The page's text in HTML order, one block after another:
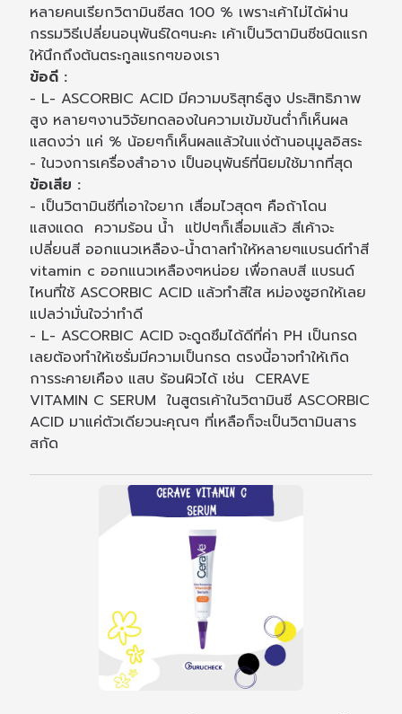
หลายคนเรียกวิตามินซีสด 100 % เพราะเค้าไม่ได้ผ่าน
กรรมวิธีเปลี่ยนอนุพันธ์ใดๆนะคะ เค้าเป็นวิตามินซีชนิดแรก
ให้นึกถึงต้นตระกูลแรกๆของเรา
ข้อดี :
- L- ASCORBIC ACID มีความบริสุทธ์สูง ประสิทธิภาพ
สูง หลายๆงานวิจัยทดลองในความเข้มข้นต่ำก็เห็นผล
แสดงว่า แค่ % น้อยๆก็เห็นผลแล้วในแง่ต้านอนุมูลอิสระ
- ในวงการเครื่องสำอาง เป็นอนุพันธ์ที่นิยมใช้มากที่สุด
ข้อเสีย :
- เป็นวิตามินซีที่เอาใจยาก เสื่อมไวสุดๆ คือถ้าโดน
แสงแดด ความร้อน น้ำ แป้ปๆก็เสื่อมแล้ว สีเค้าจะ
เปลี่ยนสี ออกแนวเหลือง-น้ำตาลทำให้หลายๆแบรนด์ทำสี
vitamin c ออกแนวเหลืองๆหน่อย เพื่อกลบสี แบรนด์
ไหนที่ใช้ ASCORBIC ACID แล้วทำสีใส หม่องซูฮกให้เลย
แปลว่ามั่นใจว่าทำดี
- L- ASCORBIC ACID จะดูดซึมได้ดีที่ค่า PH เป็นกรด
เลยต้องทำให้เซรั่มมีความเป็นกรด ตรงนี้อาจทำให้เกิด
การระคายเคือง แสบ ร้อนผิวได้ เช่น CERAVE
VITAMIN C SERUM ในสูตรเค้าในวิตามินซี ASCORBIC
ACID มาแค่ตัวเดียวนะคุณๆ ที่เหลือก็จะเป็นวิตามินสาร
สกัด